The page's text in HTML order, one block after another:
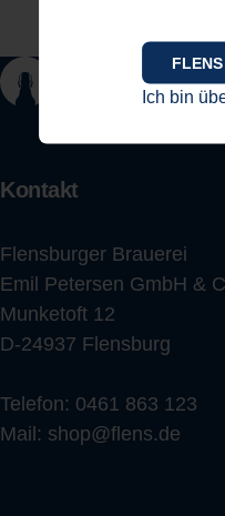
FLENS
Ich bin
Kontakt
Flensburger Brauerei
Emil Petersen GmbH &
Munketoft 12
D-24937 Flensburg
Telefon: 0461 863 123
Mail: shop@flens.de